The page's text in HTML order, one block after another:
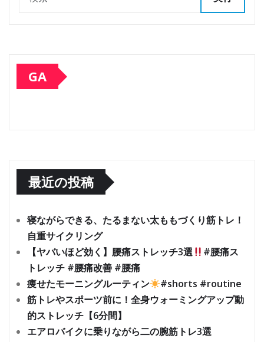
GA
最近の投稿
寝ながらできる、たるまない太ももづくり筋トレ！
自重サイクリング
【ヤバいほど効く】腰痛ストレッチ3選
#腰痛ス
トレッチ #腰痛改善 #腰痛
痩せたモーニングルーティン
#shorts #routine
筋トレやスポーツ前に！全身ウォーミングアップ動
的ストレッチ【6分間】
エアロバイクに乗りながら二の腕筋トレ3選